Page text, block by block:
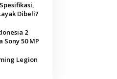
Dibeli?
2
Sony 50 MP
Legion